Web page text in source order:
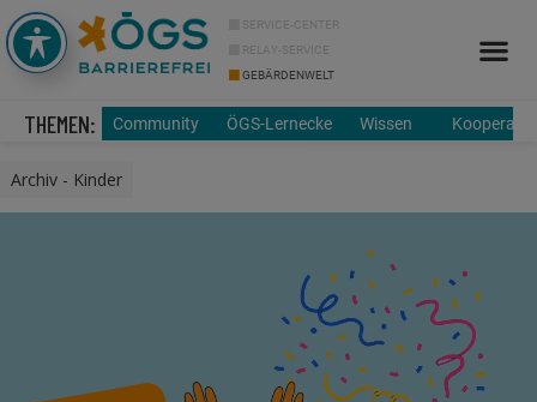
SERVICE-CENTER
RELAY-SERVICE
GEBÄRDENWELT
THEMEN: Community ÖGS-Lernecke Wissen
Archiv - Kinder